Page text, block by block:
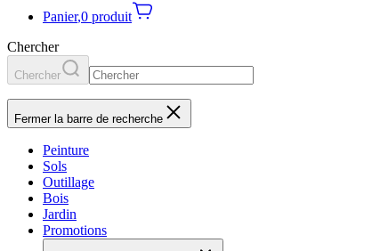
Panier,0 produit
Chercher
Chercher
Fermer la barre de recherche
Peinture
Sols
Outillage
Bois
Jardin
Promotions